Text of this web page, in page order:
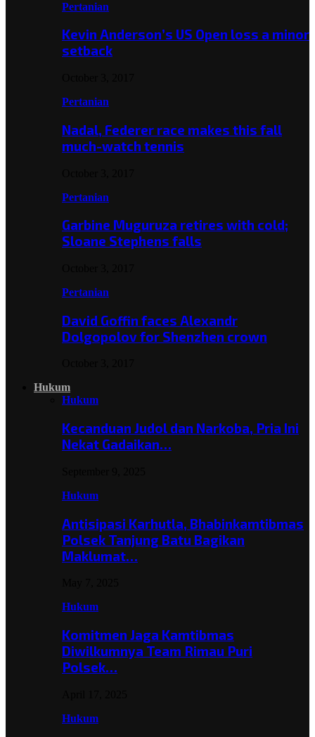
Pertanian
Kevin Anderson’s US Open loss a minor
setback
Pertanian
Nadal, Federer race makes this fall
much-watch tennis
Pertanian
Garbine Muguruza retires with cold;
Sloane Stephens falls
Pertanian
David Goffin faces Alexandr
Dolgopolov for Shenzhen crown
Hukum
Hukum
Kecanduan Judol dan Narkoba, Pria Ini
Nekat Gadaikan…
Hukum
Antisipasi Karhutla, Bhabinkamtibmas
Polsek Tanjung Batu Bagikan
Maklumat…
Hukum
Komitmen Jaga Kamtibmas
Diwilkumnya Team Rimau Puri
Polsek…
Hukum